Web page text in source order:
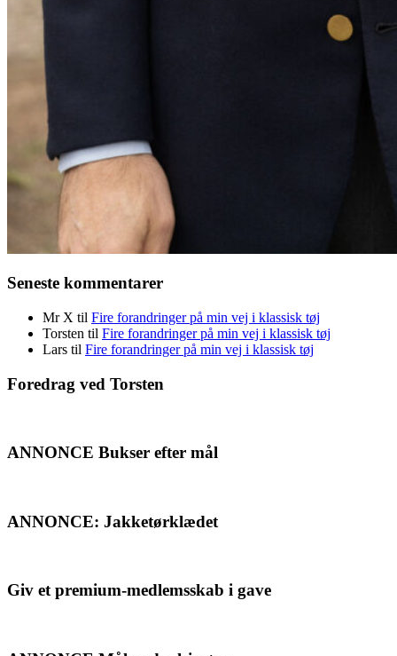
Seneste kommentarer
Mr X til Fire forandringer på min vej i klassisk tøj
Torsten til Fire forandringer på min vej i klassisk tøj
Lars til Fire forandringer på min vej i klassisk tøj
Foredrag ved Torsten
ANNONCE Bukser efter mål
ANNONCE: Jakketørklædet
Giv et premium-medlemsskab i gave